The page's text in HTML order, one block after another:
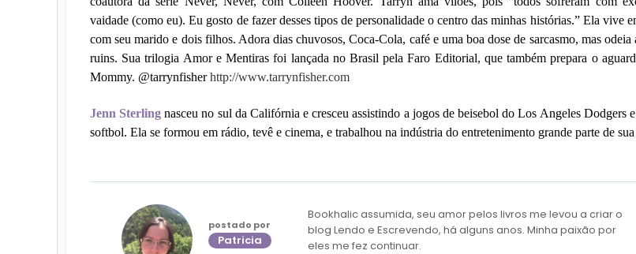
vaidade (como eu). Eu gosto de fazer desses tipos de personalidade o centro das minhas histórias.” Ela vive
com seu marido e dois filhos. Adora dias chuvosos, Coca-Cola, café e uma boa dose de sarcasmo, mas odeia
ruins. Sua trilogia Amor e Mentiras foi lançada no Brasil pela Faro Editorial, que também prepara o
Mommy. @tarrynfisherhttp://www.tarrynfisher.com
Jenn Sterling nasceu no sul da Califórnia e cresceu assistindo a jogos de beisebol do Los Angeles Dodgers
softbol. Ela se formou em rádio, tevê e cinema, e trabalhou na indústria do entretenimento grande parte de
postado por
Patricia
Bookhalic assumida, seu amor pelos livros me levou a criar o
blog Lendo e Escrevendo, há alguns anos. Minha paixão por
eles me fez continuar.